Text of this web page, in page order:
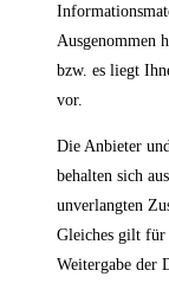
Ausgenommen
bzw. es liegt
vor.
Die Anbieter
behalten sich
unverlangten
Gleiches gilt für
Weitergabe der